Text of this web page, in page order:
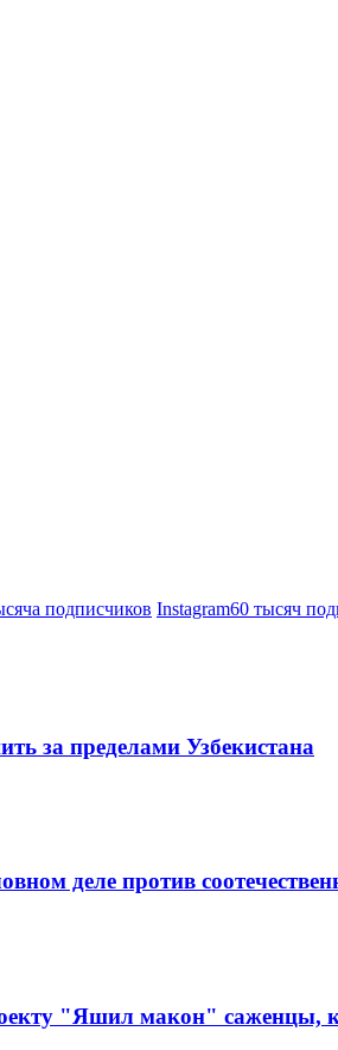
подписчиков Instagram60 тысяч
за пределами Узбекистана
деле против
"Яшил макон" саженцы,